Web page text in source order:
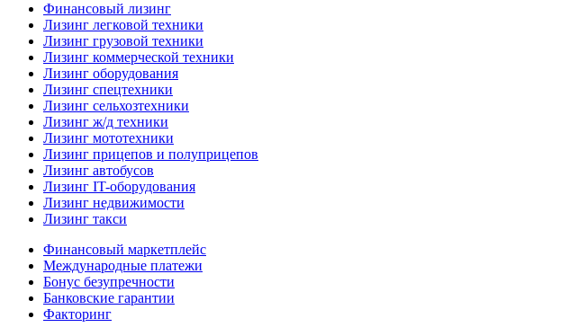
Финансовый лизинг
Лизинг легковой техники
Лизинг грузовой техники
Лизинг коммерческой техники
Лизинг оборудования
Лизинг спецтехники
Лизинг сельхозтехники
Лизинг ж/д техники
Лизинг мототехники
Лизинг прицепов и полуприцепов
Лизинг автобусов
Лизинг IT-оборудования
Лизинг недвижимости
Лизинг такси
Финансовый маркетплейс
Международные платежи
Бонус безупречности
Банковские гарантии
Факторинг